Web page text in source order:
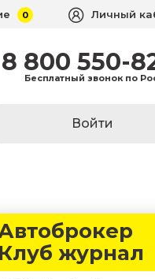
0 Личный
8 800 550-
Бесплатный звонок по
Войти
Клуб журнал